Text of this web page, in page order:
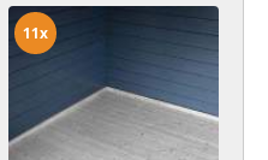
11x